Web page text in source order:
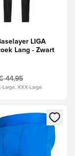
LIGA
Lang - Zwart
44,95
Large, XXX-Large
aan te melden als
venster om in te